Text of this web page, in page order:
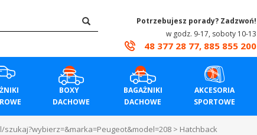
Potrzebujesz porady? Zadzwoń!
w godz. 9-17, soboty 10-13
48 377 28 77, 885 855 200
BOXY
DACHOWE
BAGAŻNIKI
DACHOWE
AKCESORIA
SPORTOWE
> Hatchback